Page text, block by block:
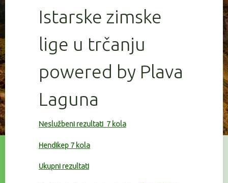
Istarske zimske
lige u trčanju
powered by Plava
Laguna
Neslužbeni rezultati 7 kola
Hendikep 7 kola
Ukupni rezultati